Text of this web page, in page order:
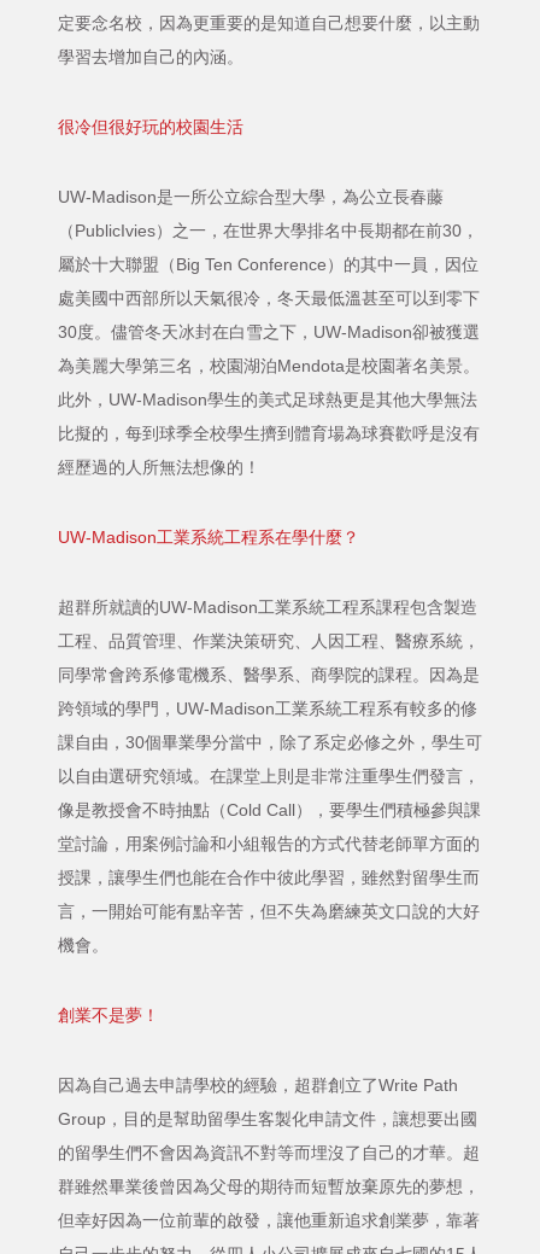
定要念名校，因為更重要的是知道自己想要什麼，以主動
學習去增加自己的內涵。
很冷但很好玩的校園生活
UW-Madison是一所公立綜合型大學，為公立長春藤
（PublicIvies）之一，在世界大學排名中長期都在前30，
屬於十大聯盟（Big Ten Conference）的其中一員，因位
處美國中西部所以天氣很冷，冬天最低溫甚至可以到零下
30度。儘管冬天冰封在白雪之下，UW-Madison卻被獲選
為美麗大學第三名，校園湖泊Mendota是校園著名美景。
此外，UW-Madison學生的美式足球熱更是其他大學無法
比擬的，每到球季全校學生擠到體育場為球賽歡呼是沒有
經歷過的人所無法想像的！
UW-Madison工業系統工程系在學什麼？
超群所就讀的UW-Madison工業系統工程系課程包含製造
工程、品質管理、作業決策研究、人因工程、醫療系統，
同學常會跨系修電機系、醫學系、商學院的課程。因為是
跨領域的學門，UW-Madison工業系統工程系有較多的修
課自由，30個畢業學分當中，除了系定必修之外，學生可
以自由選研究領域。在課堂上則是非常注重學生們發言，
像是教授會不時抽點（Cold Call），要學生們積極參與課
堂討論，用案例討論和小組報告的方式代替老師單方面的
授課，讓學生們也能在合作中彼此學習，雖然對留學生而
言，一開始可能有點辛苦，但不失為磨練英文口說的大好
機會。
創業不是夢！
因為自己過去申請學校的經驗，超群創立了Write Path
Group，目的是幫助留學生客製化申請文件，讓想要出國
的留學生們不會因為資訊不對等而埋沒了自己的才華。超
群雖然畢業後曾因為父母的期待而短暫放棄原先的夢想，
但幸好因為一位前輩的啟發，讓他重新追求創業夢，靠著